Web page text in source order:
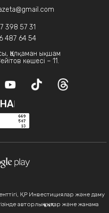
398 57 31
487 64 54
Қалқаман ықшам
көшесі – 11.
ҚР Инвестициялар және даму
авторлық құқықтар және жанама